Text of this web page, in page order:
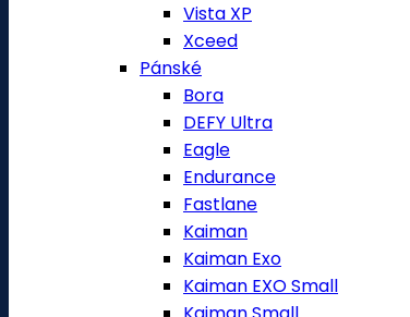
Vista XP
Xceed
Pánské
Bora
DEFY Ultra
Eagle
Endurance
Fastlane
Kaiman
Kaiman Exo
Kaiman EXO Small